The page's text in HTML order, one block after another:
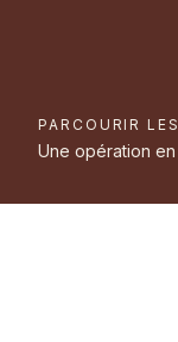
PARCOURIR
Une opération en